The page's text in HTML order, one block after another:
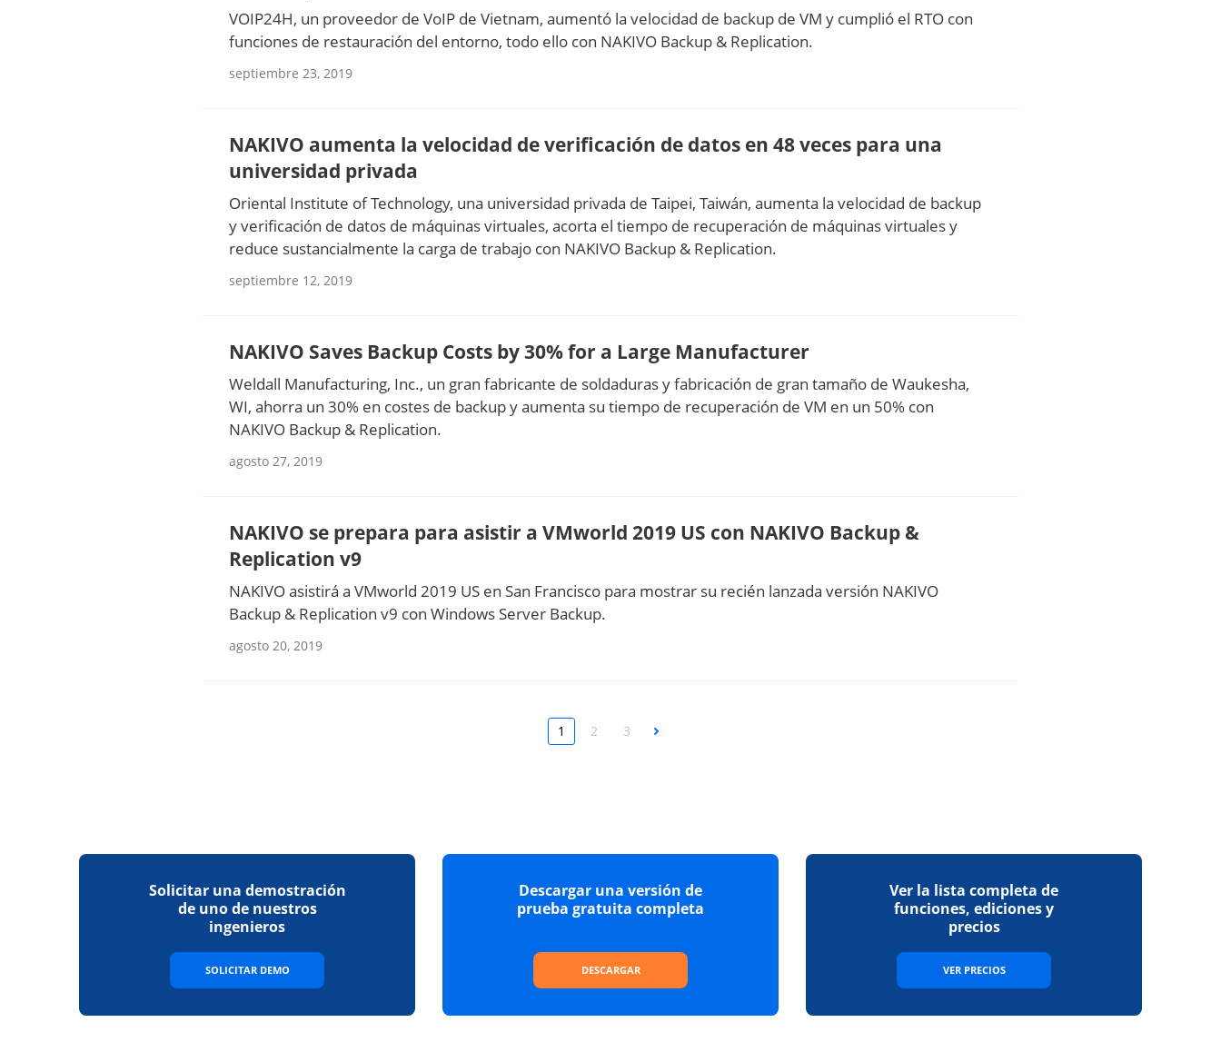
VOIP24H, un proveedor de VoIP de Vietnam, aumentó la velocidad de backup de VM y cumplió el RTO con
funciones de restauración del entorno, todo ello con NAKIVO Backup & Replication.
septiembre 23, 2019
NAKIVO aumenta la velocidad de verificación de datos en 48 veces para una
universidad privada
Oriental Institute of Technology, una universidad privada de Taipei, Taiwán, aumenta la velocidad de backup
y verificación de datos de máquinas virtuales, acorta el tiempo de recuperación de máquinas virtuales y
reduce sustancialmente la carga de trabajo con NAKIVO Backup & Replication.
septiembre 12, 2019
NAKIVO Saves Backup Costs by 30% for a Large Manufacturer
Weldall Manufacturing, Inc., un gran fabricante de soldaduras y fabricación de gran tamaño de Waukesha,
WI, ahorra un 30% en costes de backup y aumenta su tiempo de recuperación de VM en un 50% con
NAKIVO Backup & Replication.
agosto 27, 2019
NAKIVO se prepara para asistir a VMworld 2019 US con NAKIVO Backup &
Replication v9
NAKIVO asistirá a VMworld 2019 US en San Francisco para mostrar su recién lanzada versión NAKIVO
Backup & Replication v9 con Windows Server Backup.
agosto 20, 2019
1 2 3 Next
Solicitar una demostración
de uno de nuestros
ingenieros
SOLICITAR DEMO
Descargar una versión de
prueba gratuita completa
DESCARGAR
Ver la lista completa de
funciones, ediciones y
precios
VER PRECIOS